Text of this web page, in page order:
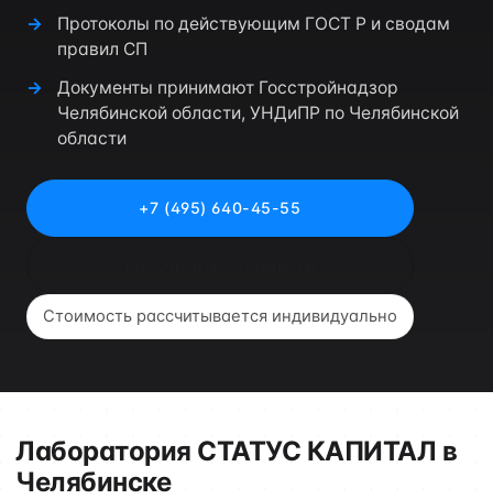
Протоколы по действующим ГОСТ Р и сводам
правил СП
Документы принимают Госстройнадзор
Челябинской области, УНДиПР по Челябинской
области
+7 (495) 640-45-55
Стоимость рассчитывается индивидуально
Лаборатория СТАТУС КАПИТАЛ в
Челябинске